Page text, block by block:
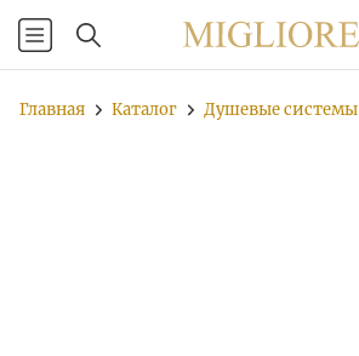
Главная Каталог Душевые системы